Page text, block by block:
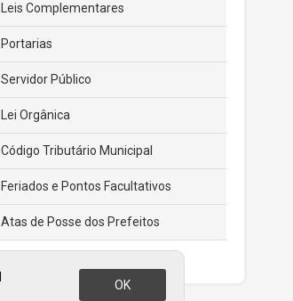
Leis Complementares
Portarias
Servidor Público
Lei Orgânica
Código Tributário Municipal
Feriados e Pontos Facultativos
Atas de Posse dos Prefeitos
OK